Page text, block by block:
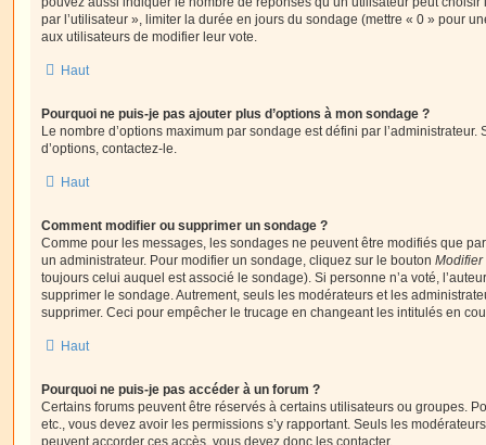
par l’utilisateur », limiter la durée en jours du sondage (mettre « 0 » pour
aux utilisateurs de modifier leur vote.
Haut
Pourquoi ne puis-je pas ajouter plus d’options à mon sondage ?
Le nombre d’options maximum par sondage est défini par
d’options, contactez-le.
Haut
Comment modifier ou supprimer un sondage ?
Comme pour les messages, les sondages ne peuvent être modifiés que
un administrateur. Pour modifier un sondage, cliquez sur le bouton Modifier
toujours celui auquel est associé le sondage). Si personne n’a voté,
supprimer le sondage. Autrement, seuls les modérateurs et les
supprimer. Ceci pour empêcher le trucage en changeant les intitulés en
Haut
Pourquoi ne puis-je pas accéder à un forum ?
Certains forums peuvent être réservés à certains utilisateurs ou groupes.
etc., vous devez avoir les permissions s’y rapportant. Seuls les
peuvent accorder ces accès, vous devez donc les contacter.